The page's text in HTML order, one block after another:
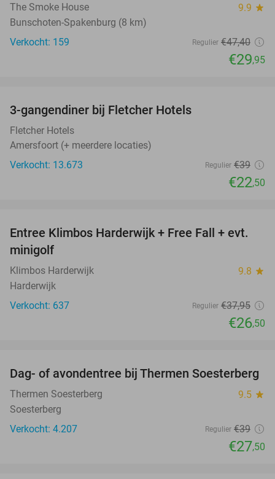
The Smoke House 9.9 star
Bunschoten-Spakenburg (8 km)
Verkocht: 159
Regulier €47,40
€29,95
3-gangendiner bij Fletcher Hotels
Fletcher Hotels
Amersfoort (+ meerdere locaties)
Verkocht: 13.673
Regulier €39
€22,50
30%
Entree Klimbos Harderwijk + Free Fall + evt.
minigolf
Klimbos Harderwijk 9.8 star
Harderwijk
Verkocht: 637
Regulier €37,95
€26,50
29%
Dag- of avondentree bij Thermen Soesterberg
Thermen Soesterberg 9.5 star
Soesterberg
Verkocht: 4.207
Regulier €39
€27,50